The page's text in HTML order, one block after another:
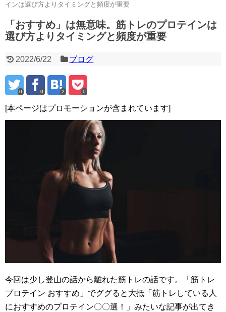
インは選び方よりタイミングと頻度が重要
「おすすめ」は無意味。筋トレのプロテインは
選び方よりタイミングと頻度が重要
2022/6/22 ブログ
0 0 2 0
[本ページはプロモーションが含まれています]
今回は少し登山の話から離れた筋トレの話です。「筋トレ
プロテイン おすすめ」でググると大抵「筋トレしている人
におすすめのプロテイン〇〇選！」みたいな記事が出てき